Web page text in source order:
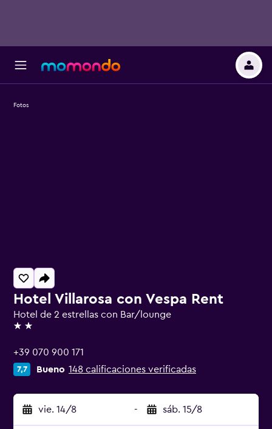
Hotel Villarosa con Vespa Rent
Hotel de 2 estrellas con Bar/lounge
2 estrellas
+39 070 900 171
7,7 Bueno 148 calificaciones verificadas
vie. 14/8 - sáb. 15/8
Fotos